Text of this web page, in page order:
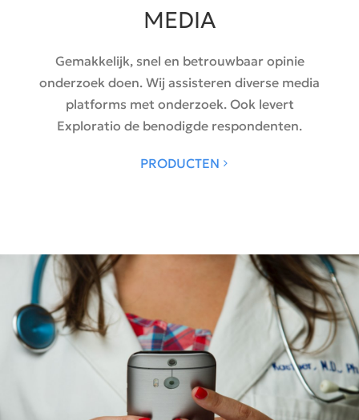
MEDIA
Gemakkelijk, snel en betrouwbaar opinie
onderzoek doen. Wij assisteren diverse media
platforms met onderzoek. Ook levert
Exploratio de benodigde respondenten.
PRODUCTEN